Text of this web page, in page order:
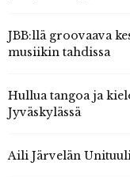
JBB:llä groovaava
musiikin tahdissa
Hullua tangoa ja
Jyväskylässä
Aili Järvelän